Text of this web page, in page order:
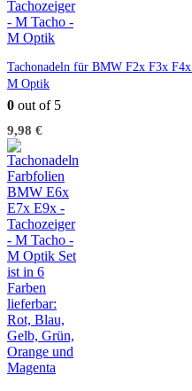
Tachonadeln für BMW F2x F3x
M Optik
0 out of 5
9,98 €